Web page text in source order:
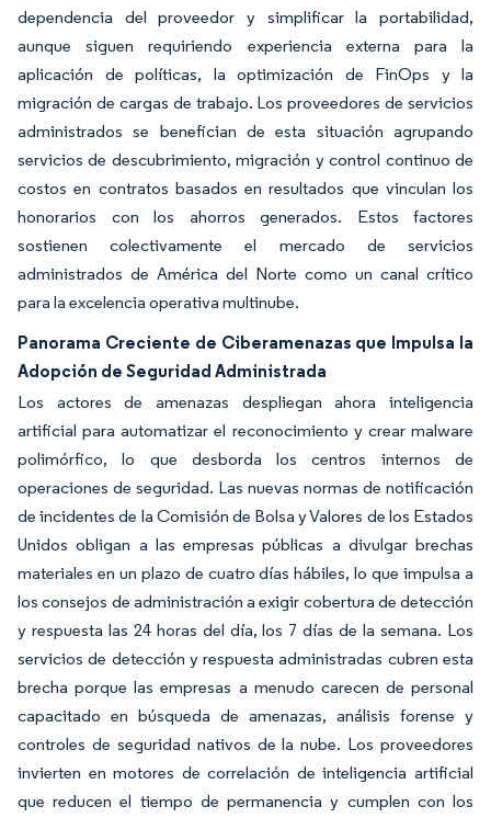
dependencia del proveedor y simplificar la portabilidad,
aunque siguen requiriendo experiencia externa para la
aplicación de políticas, la optimización de FinOps y la
migración de cargas de trabajo. Los proveedores de servicios
administrados se benefician de esta situación agrupando
servicios de descubrimiento, migración y control continuo de
costos en contratos basados en resultados que vinculan los
honorarios con los ahorros generados. Estos factores
sostienen colectivamente el mercado de servicios
administrados de América del Norte como un canal crítico
para la excelencia operativa multinube.
Panorama Creciente de Ciberamenazas que Impulsa la
Adopción de Seguridad Administrada
Los actores de amenazas despliegan ahora inteligencia
artificial para automatizar el reconocimiento y crear malware
polimórfico, lo que desborda los centros internos de
operaciones de seguridad. Las nuevas normas de notificación
de incidentes de la Comisión de Bolsa y Valores de los Estados
Unidos obligan a las empresas públicas a divulgar brechas
materiales en un plazo de cuatro días hábiles, lo que impulsa a
los consejos de administración a exigir cobertura de detección
y respuesta las 24 horas del día, los 7 días de la semana. Los
servicios de detección y respuesta administradas cubren esta
brecha porque las empresas a menudo carecen de personal
capacitado en búsqueda de amenazas, análisis forense y
controles de seguridad nativos de la nube. Los proveedores
invierten en motores de correlación de inteligencia artificial
que reducen el tiempo de permanencia y cumplen con los